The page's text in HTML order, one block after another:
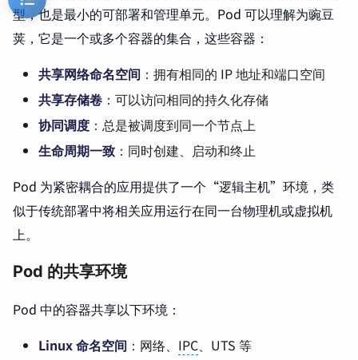
型，也是最小的可部署和管理单元。Pod 可以理解为豌豆
荚，它是一个或多个容器的集合，这些容器：
共享网络命名空间 ：拥有相同的 IP 地址和端口空间
共享存储卷 ：可以访问相同的持久化存储
协同调度 ：总是被调度到同一个节点上
生命周期一致 ：同时创建、启动和终止
Pod 为紧密耦合的应用提供了一个“逻辑主机”环境，类
似于传统部署中将相关应用运行在同一台物理机或虚拟机
上。
Pod 的共享环境
Pod 中的容器共享以下环境：
Linux 命名空间 ：网络、 IPC、UTS 等